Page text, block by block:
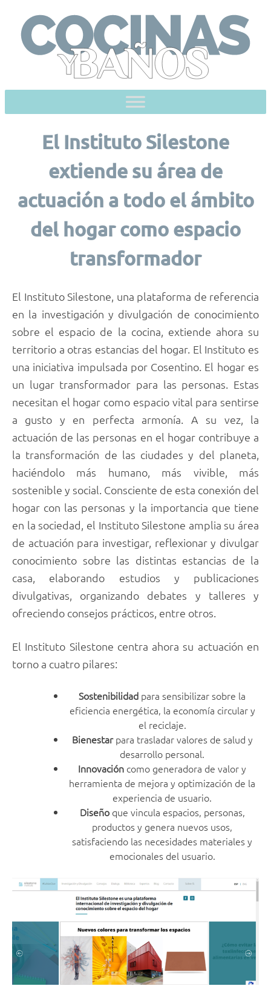
content
El Instituto Silestone
extiende su área de
actuación a todo el ámbito
del hogar como espacio
transformador
El Instituto Silestone, una plataforma de referencia
en la investigación y divulgación de conocimiento
sobre el espacio de la cocina, extiende ahora su
territorio a otras estancias del hogar. El Instituto es
una iniciativa impulsada por Cosentino. El hogar es
un lugar transformador para las personas. Estas
necesitan el hogar como espacio vital para sentirse
a gusto y en perfecta armonía. A su vez, la
actuación de las personas en el hogar contribuye a
la transformación de las ciudades y del planeta,
haciéndolo más humano, más vivible, más
sostenible y social. Consciente de esta conexión del
hogar con las personas y la importancia que tiene
en la sociedad, el Instituto Silestone amplia su área
de actuación para investigar, reflexionar y divulgar
conocimiento sobre las distintas estancias de la
casa, elaborando estudios y publicaciones
divulgativas, organizando debates y talleres y
ofreciendo consejos prácticos, entre otros.
El Instituto Silestone centra ahora su actuación en
torno a cuatro pilares:
Sostenibilidad para sensibilizar sobre la
eficiencia energética, la economía circular y
el reciclaje.
Bienestarpara trasladar valores de salud y
desarrollo personal.
Innovación como generadora de valor y
herramienta de mejora y optimización de la
experiencia de usuario.
Diseñoque vincula espacios, personas,
productos y genera nuevos usos,
satisfaciendo las necesidades materiales y
emocionales del usuario.